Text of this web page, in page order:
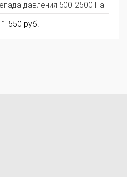
давления 500-2500 Па
1 550 руб.